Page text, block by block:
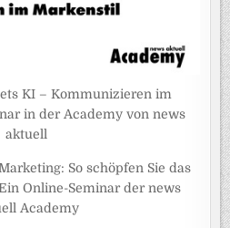
KI – Kommunizieren im
in der Academy von news
aktuell